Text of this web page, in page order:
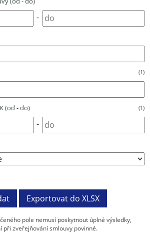
-
(1)
(od - do) (1)
-
pole nemusí poskytnout úplné výsledky,
při zveřejňování smlouvy povinné.